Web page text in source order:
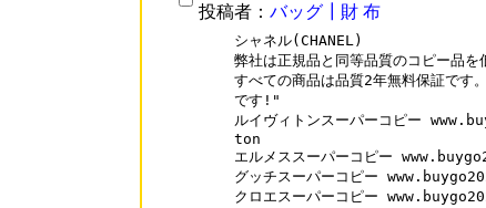
投稿者： バッグ┃財 布
シャネル(CHANEL)
弊社は正規品と同等品質のコピー品
すべての商品は品質2年無料保証です
です!"
ルイヴィトンスーパーコピー
ton
エルメススーパーコピー
グッチスーパーコピー
クロエスーパーコピー